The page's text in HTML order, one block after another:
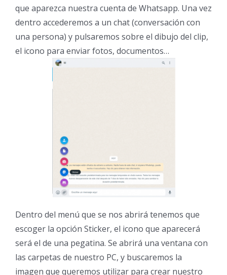
que aparezca nuestra cuenta de Whatsapp. Una vez
dentro accederemos a un chat (conversación con
una persona) y pulsaremos sobre el dibujo del clip,
el icono para enviar fotos, documentos…
Dentro del menú que se nos abrirá tenemos que
escoger la opción Sticker, el icono que aparecerá
será el de una pegatina. Se abrirá una ventana con
las carpetas de nuestro PC, y buscaremos la
imagen que queremos utilizar para crear nuestro